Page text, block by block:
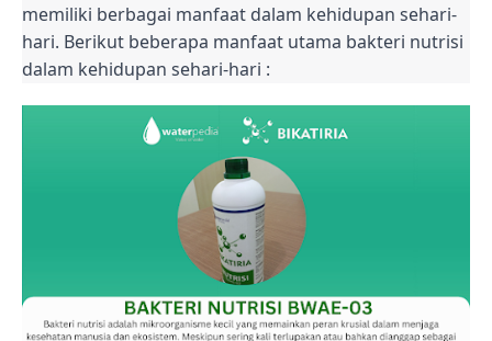
memiliki berbagai manfaat dalam kehidupan sehari-
hari. Berikut beberapa manfaat utama bakteri nutrisi
dalam kehidupan sehari-hari :